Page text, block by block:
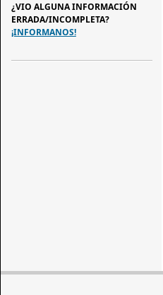
¿VIO ALGUNA INFORMACIÓN
ERRADA/INCOMPLETA?
¡INFORMANOS!